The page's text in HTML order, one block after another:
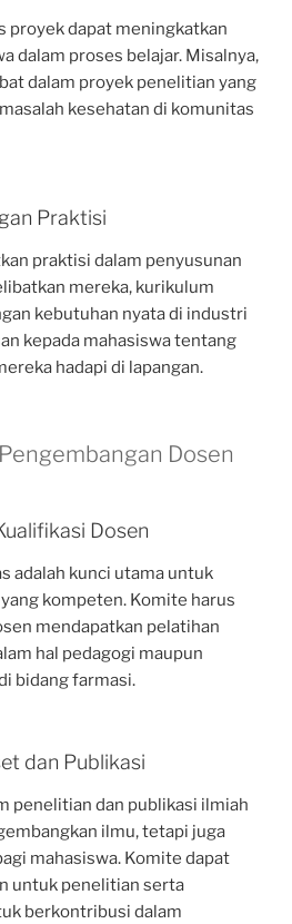
proyek dapat meningkatkan
dalam proses belajar. Misalnya,
dalam proyek penelitian yang
kesehatan di komunitas
Praktisi
praktisi dalam penyusunan
mereka, kurikulum
kebutuhan nyata di industri
kepada mahasiswa tentang
hadapi di lapangan.
Dosen
Dosen
adalah kunci utama untuk
kompeten. Komite harus
mendapatkan pelatihan
hal pedagogi maupun
bidang farmasi.
dan Publikasi
penelitian dan publikasi ilmiah
ilmu, tetapi juga
mahasiswa. Komite dapat
untuk penelitian serta
berkontribusi dalam